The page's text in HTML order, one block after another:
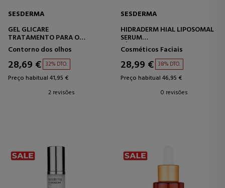
SESDERMA
GEL GLICARE
TRATAMENTO PARA O
CONTORNO DOS OLHOS E
LÁBIOS
Contorno dos olhos
28,69 € 32% DTO.
Preço habitual 41,95 €
2 revisões
SESDERMA
HIDRADERM HIAL LIPOSOMAL
SERUM
SÉRUM HIDRATANTE
Cosméticos Faciais
28,99 € 38% DTO.
Preço habitual 46,95 €
0 revisões